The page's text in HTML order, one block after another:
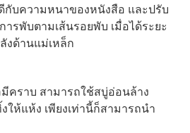
กับความหนาของหนังสือ และปรับ
รพับตามเส้นรอยพับ เมื่อได้ระยะ
งด้านแม่เหล็ก
คราบ สามารถใช้สบู่อ่อนล้าง
ให้แห้ง เพียงเท่านี้ก็สามารถนำ